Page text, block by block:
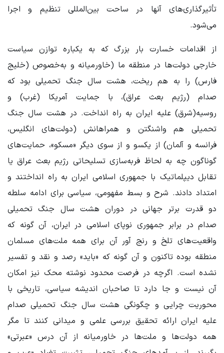
تأثیرگذاری‌های آنها در ساحت بین‌المللی تنظیم و اجرا
می‌شود.
از اقدامات خسارت بار بزرگ که به یکباره توازن سیاست
خارجی دولت‌ها در منطقه ما (خاورمیانه و به‌خصوص (خلیج
فارس) را به هم ریخت، هشت سال جنگ تحمیلی بود که
صدام (رژیم بعث عراق)، با جمایت آمریکا (غرب) و
روسیه(شرق) علیه ایران به راه انداخت. در هشت سال جنگ
تحمیلی هم واشنگتن و همراهانش (دولت‌های انگلیس،
فرانسه و آلمان) از یکسو و از سوی دیگر «مسکو»، حمایت‌های
گوناگون چه به لحاظ فربه‌سازی تسلیحاتی رژیم بعث عراق یا
تقابل دیپلماتیک با جمهوری اسلامی ایران به راه انداختند و
امتداد دادند. شرح و بسط مفهومی، سیاسی برای ادامه سلطه
دو قدرت برتر جهانی در دوران هشت سال جنگ تحمیلی
صدام در برابر جمهوری نوپای اسلامی در ایران، آن گونه که
واقعیت‌های تلخ و رنج آور آن برای همه ملت‌های مسلمان
منطقه بوده تاکنون و آن گونه که «باید» رصد و نقد و تفسیر
نشده است. اگرچه در فرصت محدود نوشته محک نیز امکان
آن نیست و جا دارد تا صاحبان اندیشه سیاسی، تاریخی با
محوریت چرایی و چگونگی هشت سال جنگ تحمیلی صدام
علیه ایران ارائه تحقیق بررسی علمی و میدانی کنند تا مگر
همه دولت‌ها و ملت‌ها در خاورمیانه از آن درس «عبرتی»